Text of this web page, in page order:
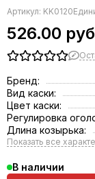
Артикул: KK0120
526.00 руб
Бренд:
Вид каски:
Цвет каски:
Регулировка
Длина козырька:
Показать все
В наличии